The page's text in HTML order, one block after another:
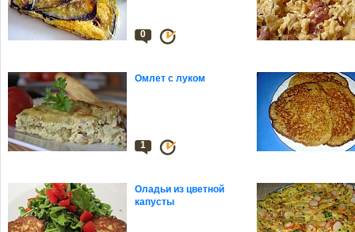
0
Омлет с луком
1
Оладьи из цветной
капусты